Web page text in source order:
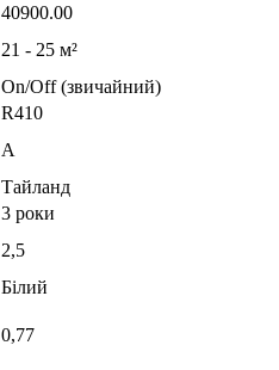
40900.00
21 - 25 м²
On/Off (звичайний)
R410
A
Тайланд
3 роки
2,5
Білий
0,77